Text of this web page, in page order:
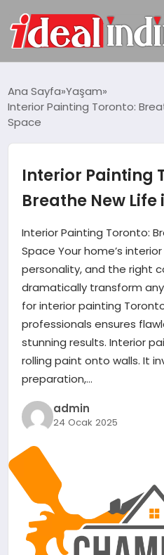
TEKNOLOJI
YAŞAM
Ana Sayfa Yaşam
Interior Painting Toronto:
Space
Interior Painting
Breathe New
Interior Painting Toronto:
Space Your home’s
personality, and the right
dramatically transform any
for interior painting
professionals ensures
stunning results. Interior
rolling paint onto walls. It
preparation,…
admin
24 Ocak 2025